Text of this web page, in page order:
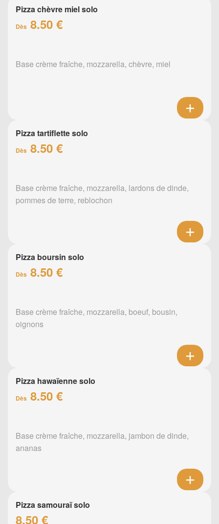
Pizza chèvre miel solo
Dès 8.50 €
Base crème fraîche, mozzarella, chèvre, miel
Pizza tartiflette solo
Dès 8.50 €
Base crème fraîche, mozzarella, lardons de dinde,
pommes de terre, reblochon
Pizza boursin solo
Dès 8.50 €
Base crème fraîche, mozzarella, boeuf, bousin,
oignons
Pizza hawaïenne solo
Dès 8.50 €
Base crème fraîche, mozzarella, jambon de dinde,
ananas
Pizza samouraï solo
8.50 €